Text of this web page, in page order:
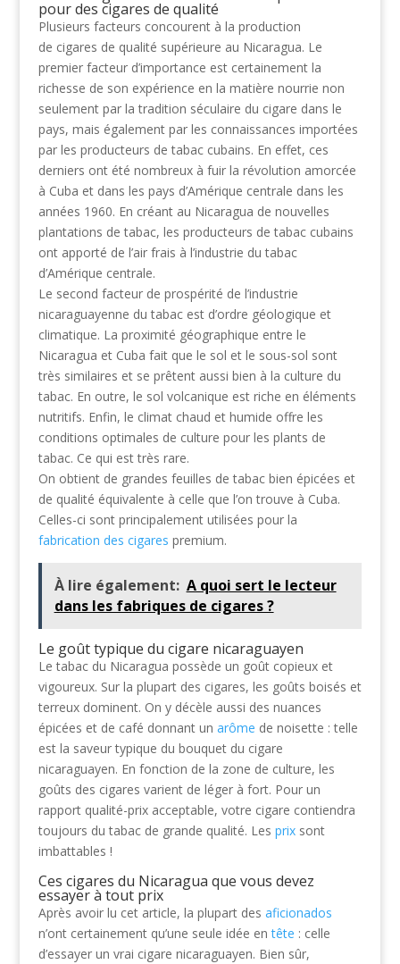
pour des cigares de qualité
Plusieurs facteurs concourent à la production
de cigares de qualité supérieure au Nicaragua. Le
premier facteur d’importance est certainement la
richesse de son expérience en la matière nourrie non
seulement par la tradition séculaire du cigare dans le
pays, mais également par les connaissances importées
par les producteurs de tabac cubains. En effet, ces
derniers ont été nombreux à fuir la révolution amorcée
à Cuba et dans les pays d’Amérique centrale dans les
années 1960. En créant au Nicaragua de nouvelles
plantations de tabac, les producteurs de tabac cubains
ont apporté de l’air frais à l’industrie du tabac
d’Amérique centrale.
Le second facteur de prospérité de l’industrie
nicaraguayenne du tabac est d’ordre géologique et
climatique. La proximité géographique entre le
Nicaragua et Cuba fait que le sol et le sous-sol sont
très similaires et se prêtent aussi bien à la culture du
tabac. En outre, le sol volcanique est riche en éléments
nutritifs. Enfin, le climat chaud et humide offre les
conditions optimales de culture pour les plants de
tabac. Ce qui est très rare.
On obtient de grandes feuilles de tabac bien épicées et
de qualité équivalente à celle que l’on trouve à Cuba.
Celles-ci sont principalement utilisées pour la
fabrication des cigares premium.
À lire également: A quoi sert le lecteur
dans les fabriques de cigares ?
Le goût typique du cigare nicaraguayen
Le tabac du Nicaragua possède un goût copieux et
vigoureux. Sur la plupart des cigares, les goûts boisés et
terreux dominent. On y décèle aussi des nuances
épicées et de café donnant un arôme de noisette : telle
est la saveur typique du bouquet du cigare
nicaraguayen. En fonction de la zone de culture, les
goûts des cigares varient de léger à fort. Pour un
rapport qualité-prix acceptable, votre cigare contiendra
toujours du tabac de grande qualité. Les prixsont
imbattables !
Ces cigares du Nicaragua que vous devez
essayer à tout prix
Après avoir lu cet article, la plupart des aficionados
n’ont certainement qu’une seule idée entête : celle
d’essayer un vrai cigare nicaraguayen. Bien sûr,